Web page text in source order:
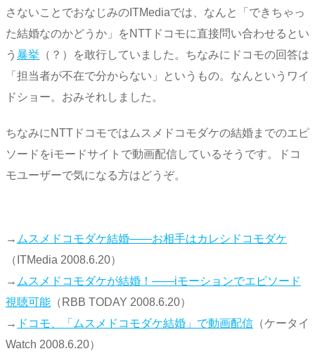
さないことでおなじみのITMediaでは、なんと「できちゃっ
た結婚なのかどうか」をNTTドコモに直接問い合わせるとい
う 暴挙 （？）を敢行していました。ちなみにドコモの回答は
「担当者が不在で分からない」というもの。なんというワイ
ドショー。おみそれしました。
ちなみにNTTドコモではムスメドコモダケの結婚までのエピ
ソードをiモードサイトで動画配信しているそうです。ドコ
モユーザーで気になる方はどうぞ。
→ ムスメドコモダケ結婚――お相手はカレシドコモダケ
（ITMedia 2008.6.20）
→ ムスメドコモダケが結婚！――iモーションでエピソード
視聴可能 （RBB TODAY 2008.6.20）
→ ドコモ、「ムスメドコモダケ結婚」で動画配信 （ケータイ
Watch 2008.6.20）